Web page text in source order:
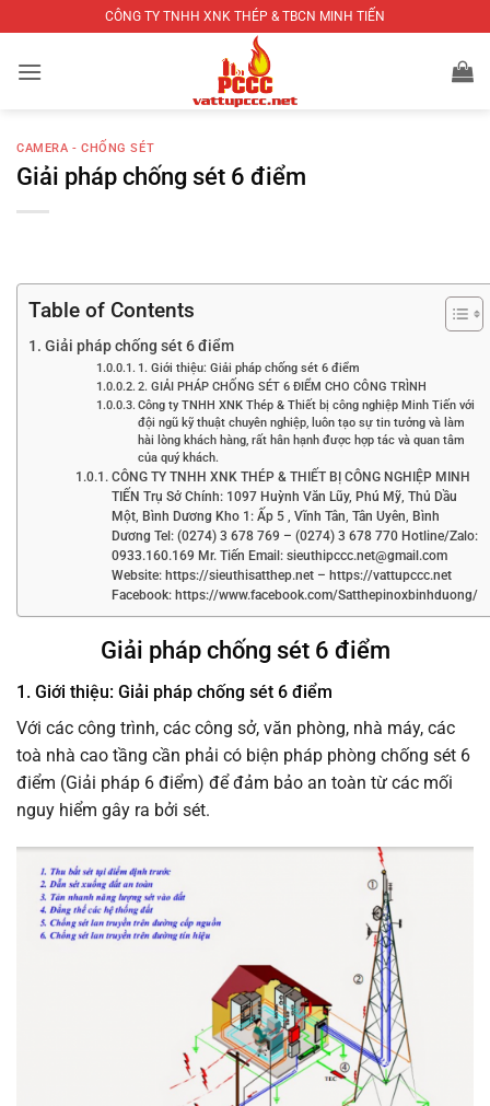
nội
CÔNG TY TNHH XNK THÉP & TBCN MINH TIẾN
CAMERA - CHỐNG SÉT
Giải pháp chống sét 6 điểm
Table of Contents
Giải pháp chống sét 6 điểm
1. Giới thiệu: Giải pháp chống sét 6 điểm
2. GIẢI PHÁP CHỐNG SÉT 6 ĐIỂM CHO CÔNG TRÌNH
Công ty TNHH XNK Thép & Thiết bị công nghiệp Minh Tiến với
đội ngũ kỹ thuật chuyên nghiệp, luôn tạo sự tin tưởng và làm
hài lòng khách hàng, rất hân hạnh được hợp tác và quan tâm
của quý khách.
CÔNG TY TNHH XNK THÉP & THIẾT BỊ CÔNG NGHIỆP MINH
TIẾN Trụ Sở Chính: 1097 Huỳnh Văn Lũy, Phú Mỹ, Thủ Dầu
Một, Bình Dương Kho 1: Ấp 5 , Vĩnh Tân, Tân Uyên, Bình
Dương Tel: (0274) 3 678 769 – (0274) 3 678 770 Hotline/Zalo:
0933.160.169 Mr. Tiến Email: sieuthipccc.net@gmail.com
Website: https://sieuthisatthep.net – https://vattupccc.net
Facebook: https://www.facebook.com/Satthepinoxbinhduong/
Giải pháp chống sét 6 điểm
1. Giới thiệu: Giải pháp chống sét 6 điểm
Với các công trình, các công sở, văn phòng, nhà máy, các
toà nhà cao tầng cần phải có biện pháp phòng chống sét 6
điểm (Giải pháp 6 điểm) để đảm bảo an toàn từ các mối
nguy hiểm gây ra bởi sét.